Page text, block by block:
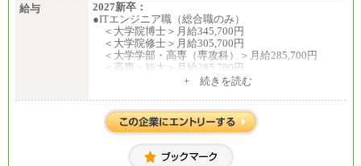
給与
2027新卒：
●ITエンジニア職（総合職のみ）
＜大学院博士＞月給345,700円
＜大学院修士＞月給305,700円
＜大学学部・高専（専攻科）＞月給285,700円
＜高専・短大＞月給285,700円
＜大学院修士・博士＞月給：305,700円（総合職）
＜大学学部＞月給：285,700円（総合職）／253,10
0円（一般職）
00円（一般職）
+ 続きを読む